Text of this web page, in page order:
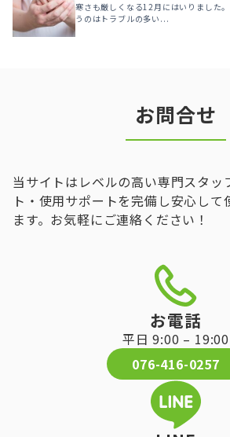
寒さも厳しくなる12月にはいりました
うのはトラブルの多い...
お問合せ
当サイトはレベルの高い専門スタッ
ト・使用サポートを完備し安心して
ます。お気軽にご連絡ください！
お電話
平日 9:00 – 19:00
076-416-0257